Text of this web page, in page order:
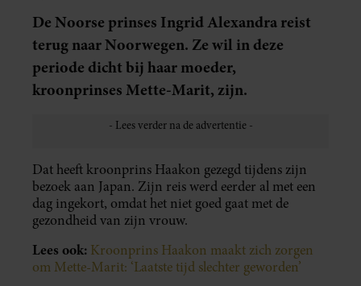
De Noorse prinses Ingrid Alexandra reist
terug naar Noorwegen. Ze wil in deze
periode dicht bij haar moeder,
kroonprinses Mette-Marit, zijn.
Dat heeft kroonprins Haakon gezegd tijdens zijn
bezoek aan Japan. Zijn reis werd eerder al met een
dag ingekort, omdat het niet goed gaat met de
gezondheid van zijn vrouw.
Lees ook: Kroonprins Haakon maakt zich zorgen
om Mette-Marit: ‘Laatste tijd slechter geworden’